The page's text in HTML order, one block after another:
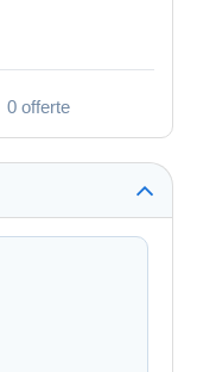
0 offerte